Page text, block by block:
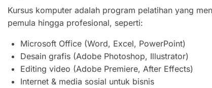
Kursus komputer adalah program pelatihan yang
pemula hingga profesional, seperti:
Microsoft Office (Word, Excel, PowerPoint)
Desain grafis (Adobe Photoshop, Illustrator)
Editing video (Adobe Premiere, After Effects)
Internet & media sosial untuk bisnis